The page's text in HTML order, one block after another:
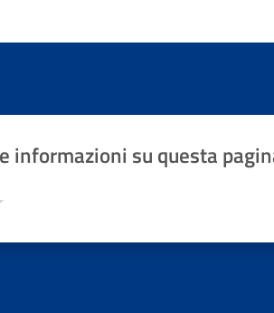
informazioni su questa